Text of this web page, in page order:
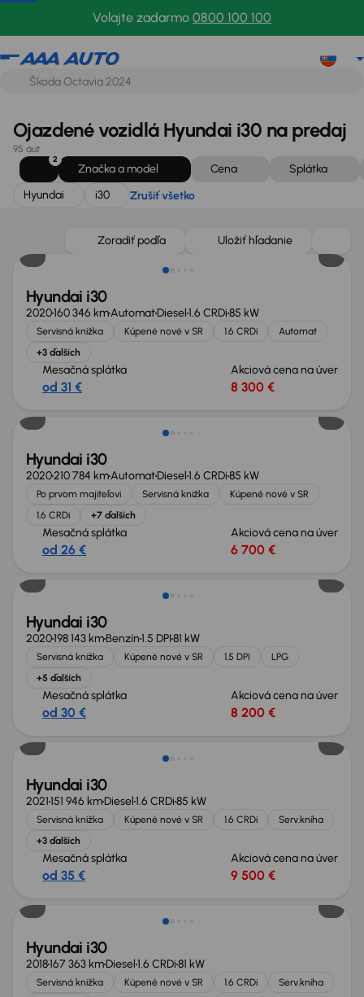
Volajte zadarmo 0800 100 100
Hyundai
Ojazdené vozidlá Hyundai i30 na predaj
95 áut
2
Značka a model Cena
Splátka
Hyundai
i30 Zrušiť všetko
Zoradiť podľa Uložiť hľadanie
Nové v ponuke
Hyundai i30
2020160 346 kmAutomatDiesel1.6 CRDi85 kW
Servisná knižka Kúpené nové v SR 1.6 CRDi
Automat
+3 ďalších
Mesačná splátka
od 31 €
Akciová cena na úver
8 300 €
Zlacnené o 500 €
Hyundai i30
2020210 784 kmAutomatDiesel1.6 CRDi85 kW
Po prvom majiteľovi Servisná knižka
Kúpené nové v SR
1.6 CRDi
+7 ďalších
Mesačná splátka
od 26 €
Akciová cena na úver
6 700 €
Hyundai i30
2020198 143 kmBenzín1.5 DPI81 kW
Servisná knižka Kúpené nové v SR 1.5 DPI
LPG
+5 ďalších
Mesačná splátka
od 30 €
Akciová cena na úver
8 200 €
Zlacnené o 500 €
Hyundai i30
2021151 946 kmDiesel1.6 CRDi85 kW
Servisná knižka Kúpené nové v SR 1.6 CRDi
Serv.kniha
+3 ďalších
Mesačná splátka
od 35 €
Akciová cena na úver
9 500 €
Hyundai i30
2018167 363 kmDiesel1.6 CRDi81 kW
Servisná knižka Kúpené nové v SR 1.6 CRDi
Serv.kniha